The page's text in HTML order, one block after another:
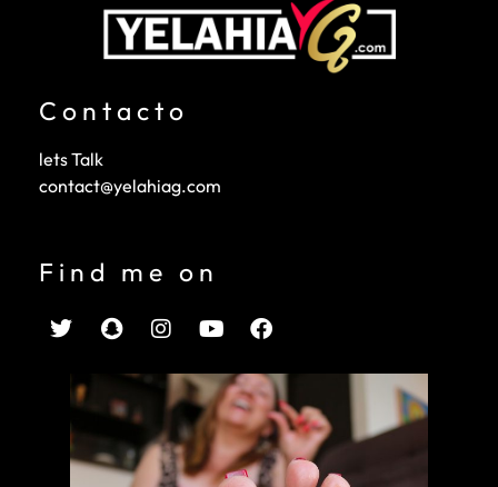
Contacto
lets Talk
contact@yelahiag.com
Find me on